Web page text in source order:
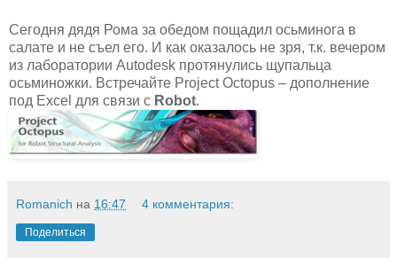
Сегодня дядя Рома за обедом пощадил осьминога в
салате и не съел его. И как оказалось не зря, т.к. вечером
из лаборатории Autodesk протянулись щупальца
осьминожки. Встречайте Project Octopus – дополнение
под Excel для связи с Robot.
Romanich на 16:47 4 комментария:
Поделиться